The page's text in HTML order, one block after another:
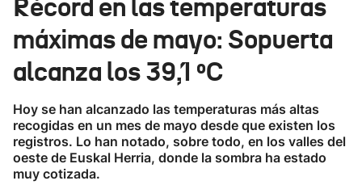
Ikusmiran
Eguraldia
Récord en las temperaturas
máximas de mayo: Sopuerta
alcanza los 39,1 ºC
Hoy se han alcanzado las temperaturas más altas
recogidas en un mes de mayo desde que existen los
registros. Lo han notado, sobre todo, en los valles del
oeste de Euskal Herria, donde la sombra ha estado
muy cotizada.